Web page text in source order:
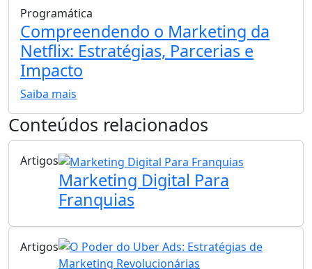
Programática
Compreendendo o Marketing da
Netflix: Estratégias, Parcerias e
Impacto
Saiba mais
Conteúdos relacionados
Artigos
Marketing Digital Para
Franquias
Artigos